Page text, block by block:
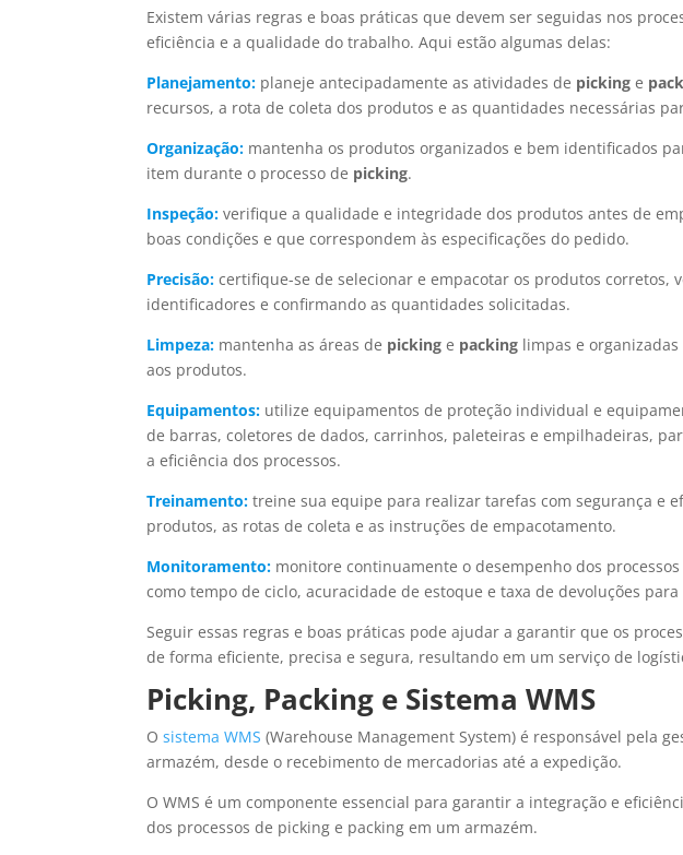
Existem várias regras e boas práticas que devem ser seguidas nos
eficiência e a qualidade do trabalho. Aqui estão algumas delas:
Planejamento: planeje antecipadamente as atividades de pickinge
recursos, a rota de coleta dos produtos e as quantidades necessárias
Organização: mantenha os produtos organizados e bem identificados
item durante o processo de picking.
Inspeção: verifique a qualidade e integridade dos produtos antes de
boas condições e que correspondem às especificações do pedido.
Precisão: certifique-se de selecionar e empacotar os produtos corretos,
identificadores e confirmando as quantidades solicitadas.
Limpeza: mantenha as áreas de pickinge packing limpas e
aos produtos.
Equipamentos: utilize equipamentos de proteção individual e
de barras, coletores de dados, carrinhos, paleteiras e empilhadeiras,
a eficiência dos processos.
Treinamento: treine sua equipe para realizar tarefas com segurança e
produtos, as rotas de coleta e as instruções de empacotamento.
Monitoramento: monitore continuamente o desempenho dos processos
como tempo de ciclo, acuracidade de estoque e taxa de devoluções
Seguir essas regras e boas práticas pode ajudar a garantir que os
de forma eficiente, precisa e segura, resultando em um serviço de
Picking, Packing e Sistema WMS
Osistema WMS (Warehouse Management System) é responsável pela
armazém, desde o recebimento de mercadorias até a expedição.
O WMS é um componente essencial para garantir a integração e
dos processos de picking e packing em um armazém.